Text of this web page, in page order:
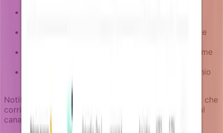
per raggiungere utenti fuori dalla sessione
per situazioni time-sensitive come
per account ad alto valore in punti di rischio
Notifizz ti permette di definire percorsi di escalation che
corrispondono alla gravità di ogni segnale di churn al
canale di comunicazione appropriato.